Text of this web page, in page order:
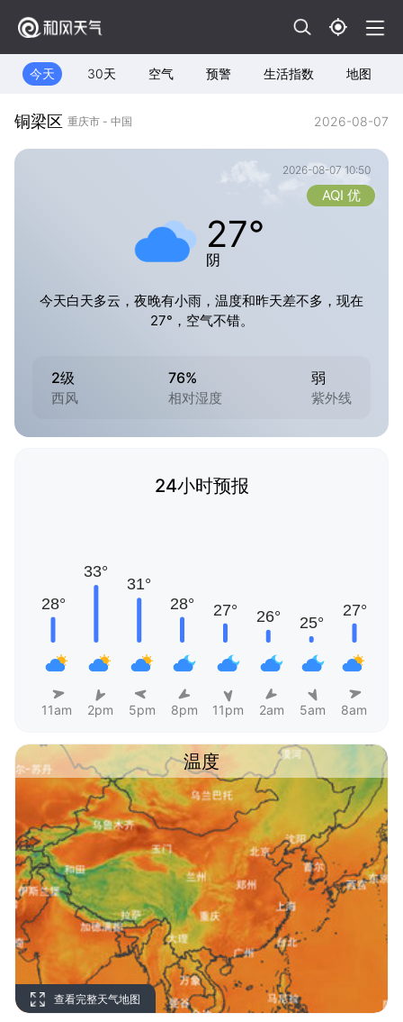
今天 30天 空气 预警 生活指数 地图
铜梁区 重庆市 - 中国 2026-08-07
2026-08-07 10:50
27°
阴
AQI 优
今天白天多云，夜晚有小雨，温度和昨天差不多，现在
27°，空气不错。
2级
西风
76%
相对湿度
弱
紫外线
24小时预报
11am 2pm 5pm 8pm 11pm 2am 5am 8am
温度
查看完整天气地图